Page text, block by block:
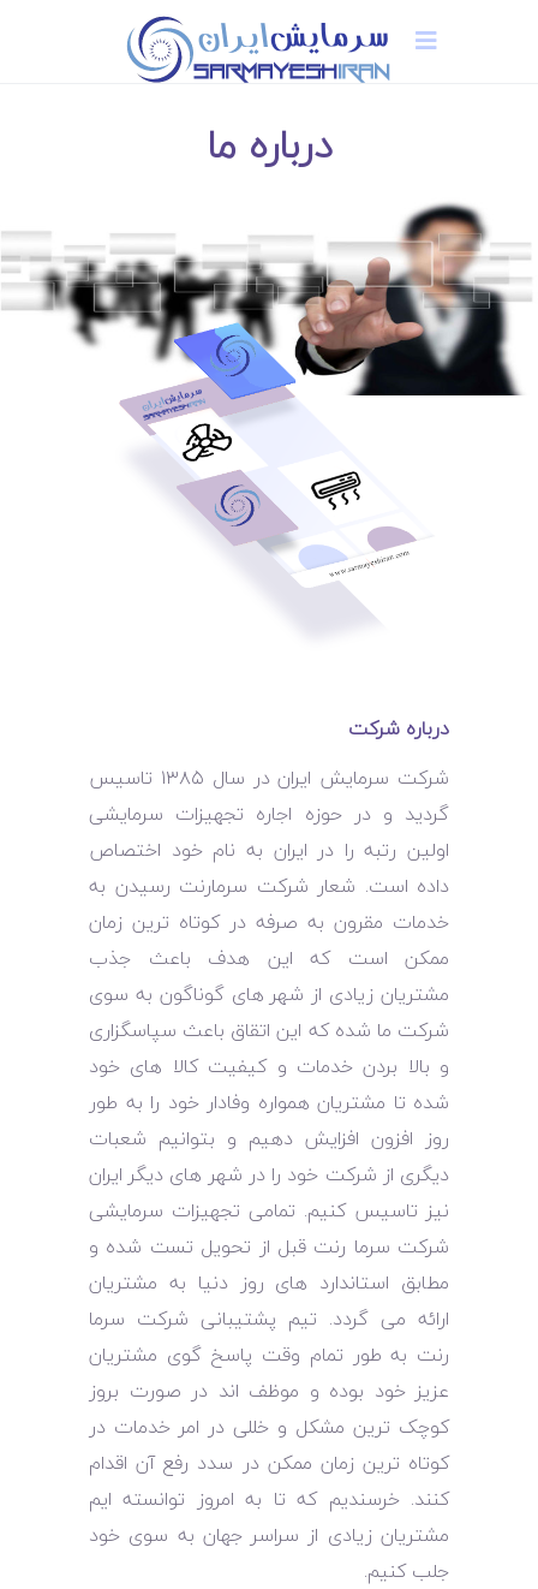
درباره ما
درباره شرکت
شرکت سرمایش ایران در سال ۱۳۸۵ تاسیس
گردید و در حوزه اجاره تجهیزات سرمایشی
اولین رتبه را در ایران به نام خود اختصاص
داده است. شعار شرکت سرمارنت رسیدن به
خدمات مقرون به صرفه در کوتاه ترین زمان
ممکن است که این هدف باعث جذب
مشتریان زیادی از شهر های گوناگون به سوی
شرکت ما شده که این اتقاق باعث سپاسگزاری
و بالا بردن خدمات و کیفیت کالا های خود
شده تا مشتریان همواره وفادار خود را به طور
روز افزون افزایش دهیم و بتوانیم شعبات
دیگری از شرکت خود را در شهر های دیگر ایران
نیز تاسیس کنیم. تمامی تجهیزات سرمایشی
شرکت سرما رنت قبل از تحویل تست شده و
مطابق استاندارد های روز دنیا به مشتریان
ارائه می گردد. تیم پشتیبانی شرکت سرما
رنت به طور تمام وقت پاسخ گوی مشتریان
عزیز خود بوده و موظف اند در صورت بروز
کوچک ترین مشکل و خللی در امر خدمات در
کوتاه ترین زمان ممکن در سدد رفع آن اقدام
کنند. خرسندیم که تا به امروز توانسته ایم
مشتریان زیادی از سراسر جهان به سوی خود
جلب کنیم.